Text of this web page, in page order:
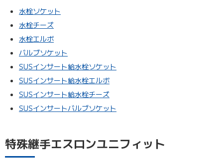
水栓ソケット
水栓チーズ
水栓エルボ
バルブソケット
SUSインサート給水栓ソケット
SUSインサート給水栓エルボ
SUSインサート給水栓チーズ
SUSインサートバルブソケット
特殊継手エスロンユニフィット